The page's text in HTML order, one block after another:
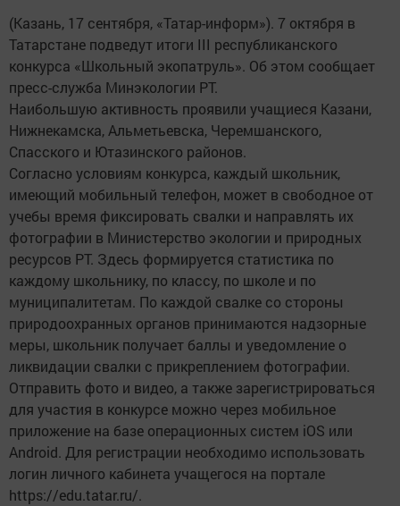
(Казань, 17 сентября, «Татар-информ»). 7 октября в
Татарстане подведут итоги III республиканского
конкурса «Школьный экопатруль». Об этом сообщает
пресс-служба Минэкологии РТ.
Наибольшую активность проявили учащиеся Казани,
Нижнекамска, Альметьевска, Черемшанского,
Спасского и Ютазинского районов.
Согласно условиям конкурса, каждый школьник,
имеющий мобильный телефон, может в свободное от
учебы время фиксировать свалки и направлять их
фотографии в Министерство экологии и природных
ресурсов РТ. Здесь формируется статистика по
каждому школьнику, по классу, по школе и по
муниципалитетам. По каждой свалке со стороны
природоохранных органов принимаются надзорные
меры, школьник получает баллы и уведомление о
ликвидации свалки с прикреплением фотографии.
Отправить фото и видео, а также зарегистрироваться
для участия в конкурсе можно через мобильное
приложение на базе операционных систем iOS или
Android. Для регистрации необходимо использовать
логин личного кабинета учащегося на портале
https://edu.tatar.ru/.